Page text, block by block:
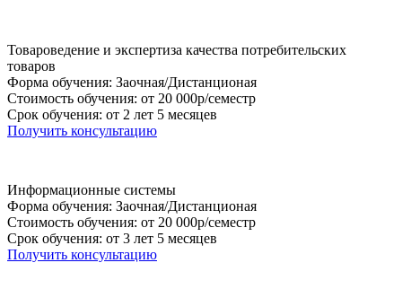
Товароведение и экспертиза качества потребительских
товаров
Форма обучения: Заочная/Дистанционая
Стоимость обучения: от 20 000р/семестр
Срок обучения: от 2 лет 5 месяцев
Получить консультацию
Информационные системы
Форма обучения: Заочная/Дистанционая
Стоимость обучения: от 20 000р/семестр
Срок обучения: от 3 лет 5 месяцев
Получить консультацию